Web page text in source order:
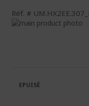
Réf.
Passer
galerie
d’images
Galerie
d’images
EPUISÉ